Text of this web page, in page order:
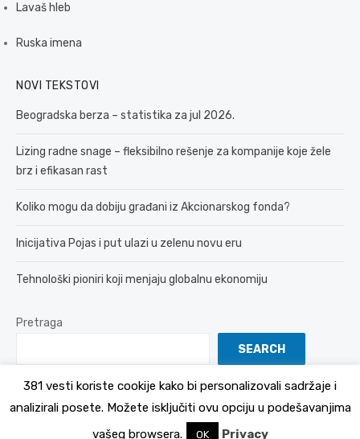
Lavaš hleb
Ruska imena
NOVI TEKSTOVI
Beogradska berza – statistika za jul 2026.
Lizing radne snage – fleksibilno rešenje za kompanije koje žele
brz i efikasan rast
Koliko mogu da dobiju građani iz Akcionarskog fonda?
Inicijativa Pojas i put ulazi u zelenu novu eru
Tehnološki pioniri koji menjaju globalnu ekonomiju
Pretraga
SEARCH
Politika Privatnosti
381 vesti koriste cookije kako bi personalizovali sadržaje i
analizirali posete. Možete isključiti ovu opciju u podešavanjima
vašeg browsera.
OK Privacy